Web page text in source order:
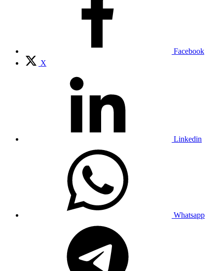
Facebook
X
Linkedin
Whatsapp